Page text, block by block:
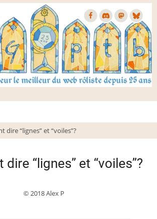
dire “lignes” et “voiles”?
dire “lignes” et “voiles”?
© 2018 Alex P